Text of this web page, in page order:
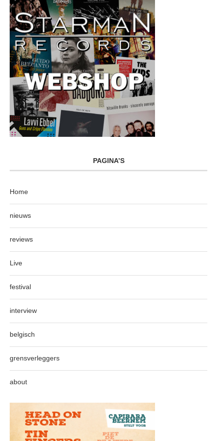
PAGINA’S
Home
nieuws
reviews
Live
festival
interview
belgisch
grensverleggers
about